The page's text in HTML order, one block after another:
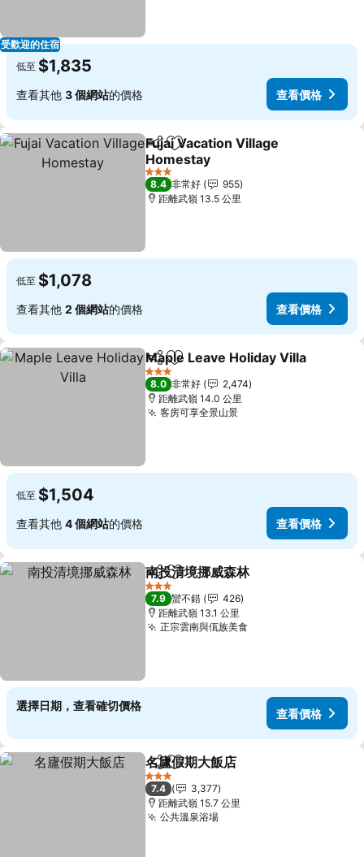
受歡迎的住宿
低至 $1,835
查看其他 3 個網站的價格 查看價格
分享 加入我的最愛
Fujai Vacation Village
Homestay
查看價格
3 星級
8.4 非常好
955
距離武嶺 13.5 公里
低至 $1,078
查看其他 2 個網站的價格 查看價格
分享 加入我的最愛
Maple Leave Holiday Villa
3 星級
8.0 非常好
2,474
距離武嶺 14.0 公里
客房可享全景山景查看價格
低至 $1,504
查看其他 4 個網站的價格 查看價格
分享 加入我的最愛
南投清境挪威森林
3 星級
7.9 蠻不錯
426
距離武嶺 13.1 公里
正宗雲南與佤族美食查看價格
選擇日期，查看確切價格
查看價格
分享 加入我的最愛
名廬假期大飯店
3 星級
7.4
3,377
距離武嶺 15.7 公里
公共溫泉浴場查看價格